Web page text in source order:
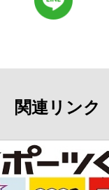
関連リンク